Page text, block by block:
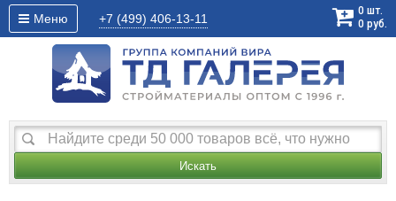
Меню +7 (499) 406-13-11
0 шт.
0 руб.
Искать